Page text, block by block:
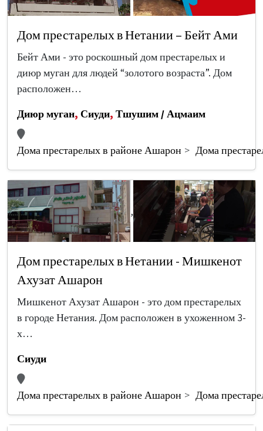
Дом престарелых в Нетании – Бейт Ами
Бейт Ами - это роскошный дом престарелых и
диюр муган для людей “золотого возраста”. Дом
расположен…
Диюр муган, Сиуди, Тшушим / Ацмаим
Дома престарелых в районе Ашарон Дома
,
Дом престарелых в Нетании - Мишкенот
Ахузат Ашарон
Мишкенот Ахузат Ашарон - это дом престарелых
в городе Нетания. Дом расположен в ухоженном 3-
х…
Сиуди
Дома престарелых в районе Ашарон Дома